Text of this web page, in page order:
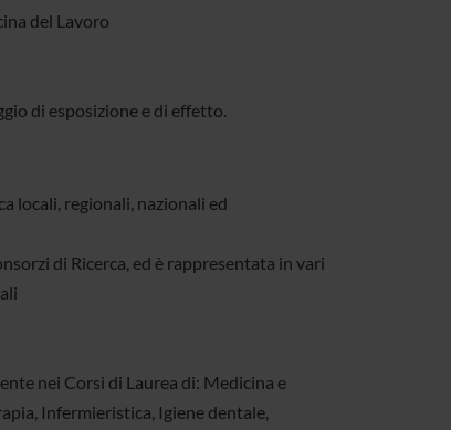
del Lavoro
di esposizione e di effetto.
locali, regionali, nazionali ed
di Ricerca, ed è rappresentata in vari
nei Corsi di Laurea di: Medicina e
Infermieristica, Igiene dentale,